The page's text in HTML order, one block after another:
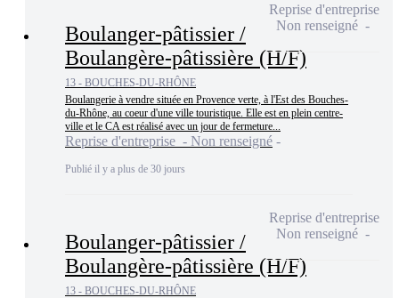
Boulanger-pâtissier /
Boulangère-pâtissière (H/F)
13 - BOUCHES-DU-RHÔNE
Boulangerie à vendre située en Provence verte, à l'Est des Bouches-
du-Rhône, au coeur d'une ville touristique. Elle est en plein centre-
ville et le CA est réalisé avec un jour de fermeture...
Reprise d'entreprise - Non renseigné
Publié il y a plus de 30 jours
Reprise d'entreprise
Non renseigné
Boulanger-pâtissier /
Boulangère-pâtissière (H/F)
13 - BOUCHES-DU-RHÔNE
Reprise d'entreprise
Non renseigné